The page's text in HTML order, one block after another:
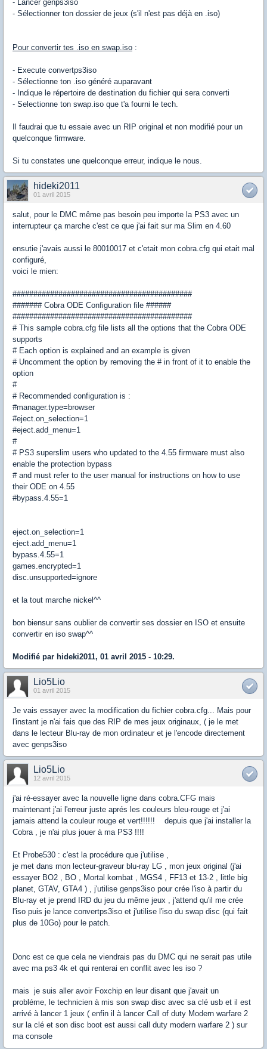
- Lancer genps3iso
- Sélectionner ton dossier de jeux (s'il n'est pas déjà en .iso)
Pour convertir tes .iso en swap.iso :
- Execute convertps3iso
- Sélectionne ton .iso généré auparavant
- Indique le répertoire de destination du fichier qui sera converti
- Selectionne ton swap.iso que t'a fourni le tech.
Il faudrai que tu essaie avec un RIP original et non modifié pour un
quelconque firmware.
Si tu constates une quelconque erreur, indique le nous.
hideki2011
01 avril 2015
salut, pour le DMC même pas besoin peu importe la PS3 avec un
interrupteur ça marche c'est ce que j'ai fait sur ma Slim en 4.60
ensutie j'avais aussi le 80010017 et c'etait mon cobra.cfg qui etait mal
configuré,
voici le mien:
###########################################
####### Cobra ODE Configuration file ######
###########################################
# This sample cobra.cfg file lists all the options that the Cobra ODE
supports
# Each option is explained and an example is given
# Uncomment the option by removing the # in front of it to enable the
option
#
# Recommended configuration is :
#manager.type=browser
#eject.on_selection=1
#eject.add_menu=1
#
# PS3 superslim users who updated to the 4.55 firmware must also
enable the protection bypass
# and must refer to the user manual for instructions on how to use
their ODE on 4.55
#bypass.4.55=1
eject.on_selection=1
eject.add_menu=1
bypass.4.55=1
games.encrypted=1
disc.unsupported=ignore
et la tout marche nickel^^
bon biensur sans oublier de convertir ses dossier en ISO et ensuite
convertir en iso swap^^
Modifié par hideki2011, 01 avril 2015 - 10:29.
Lio5Lio
01 avril 2015
Je vais essayer avec la modification du fichier cobra.cfg... Mais pour
l'instant je n'ai fais que des RIP de mes jeux originaux, ( je le met
dans le lecteur Blu-ray de mon ordinateur et je l'encode directement
avec genps3iso
Lio5Lio
12 avril 2015
j'ai ré-essayer avec la nouvelle ligne dans cobra.CFG mais
maintenant j'ai l'erreur juste aprés les couleurs bleu-rouge et j'ai
jamais attend la couleur rouge et vert!!!!!! depuis que j'ai installer la
Cobra , je n'ai plus jouer à ma PS3 !!!!
Et Probe530 : c'est la procédure que j'utilise ,
je met dans mon lecteur-graveur blu-ray LG , mon jeux original (j'ai
essayer BO2 , BO , Mortal kombat , MGS4 , FF13 et 13-2 , little big
planet, GTAV, GTA4 ) , j'utilise genps3iso pour crée l'iso à partir du
Blu-ray et je prend IRD du jeu du même jeux , j'attend qu'il me crée
l'iso puis je lance convertps3iso et j'utilise l'iso du swap disc (qui fait
plus de 10Go) pour le patch.
Donc est ce que cela ne viendrais pas du DMC qui ne serait pas utile
avec ma ps3 4k et qui renterai en conflit avec les iso ?
mais je suis aller avoir Foxchip en leur disant que j'avait un
probléme, le technicien à mis son swap disc avec sa clé usb et il est
arrivé à lancer 1 jeux ( enfin il à lancer Call of duty Modern warfare 2
sur la clé et son disc boot est aussi call duty modern warfare 2 ) sur
ma console